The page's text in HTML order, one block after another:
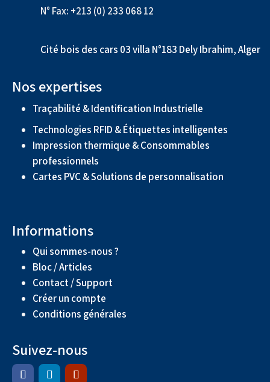
N° Fax: +213 (0) 233 068 12
Cité bois des cars 03 villa N°183 Dely Ibrahim, Alger
Nos expertises
Traçabilité & Identification Industrielle
Technologies RFID & Étiquettes intelligentes
Impression thermique & Consommables
professionnels
Cartes PVC & Solutions de personnalisation
Informations
Qui sommes-nous ?
Bloc / Articles
Contact / Support
Créer un compte
Conditions générales
Suivez-nous